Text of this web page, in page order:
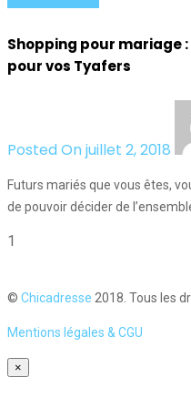
Shopping pour mariage
pour vos Tyafers
Posted On juillet 2, 2018
Futurs mariés que vous êtes,
de pouvoir décider de
1
© Chicadresse 2018. Tous les
Mentions légales & CGU
×